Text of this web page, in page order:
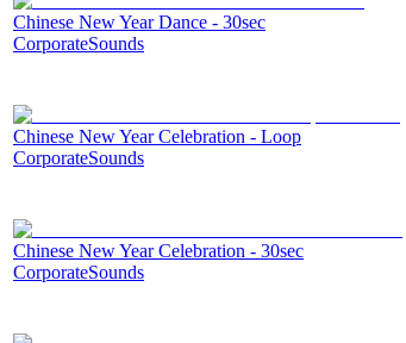
Chinese New Year Dance - 30sec
CorporateSounds
Chinese New Year Celebration - Loop
CorporateSounds
Chinese New Year Celebration - 30sec
CorporateSounds